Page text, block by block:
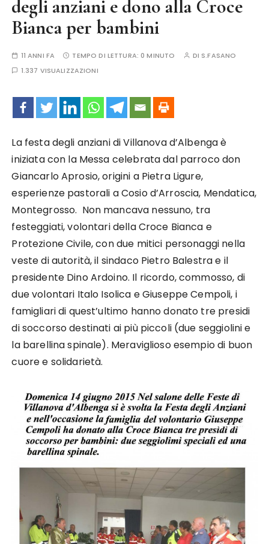
degli anziani e dono alla Croce
Bianca per bambini
11 ANNI FA TEMPO DI LETTURA: 0 MINUTO DI S.FASANO
1.337 VISUALIZZAZIONI
La festa degli anziani di Villanova d’Albenga è
iniziata con la Messa celebrata dal parroco don
Giancarlo Aprosio, origini a Pietra Ligure,
esperienze pastorali a Cosio d’Arroscia, Mendatica,
Montegrosso. Non mancava nessuno, tra
festeggiati, volontari della Croce Bianca e
Protezione Civile, con due mitici personaggi nella
veste di autorità, il sindaco Pietro Balestra e il
presidente Dino Ardoino. Il ricordo, commosso, di
due volontari Italo Isolica e Giuseppe Cempoli, i
famigliari di quest’ultimo hanno donato tre presidi
di soccorso destinati ai più piccoli (due seggiolini e
la barellina spinale). Meraviglioso esempio di buon
cuore e solidarietà.